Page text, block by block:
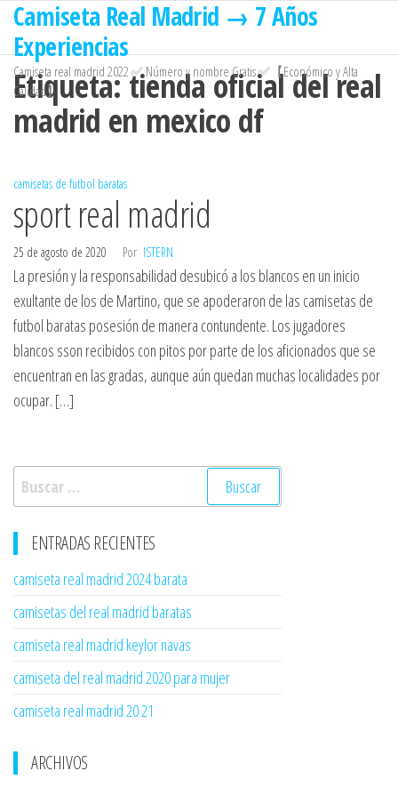
Saltar
contenido
Camiseta Real Madrid → 7 Años
Experiencias
Camiseta real madrid 2022 ✅ Número y nombre Gratis ✅【Económico y Alta
Calidad】
Etiqueta:tienda oficial del real
madrid en mexico df
camisetas de futbol baratas
sport real madrid
25 de agosto de 2020 Por ISTERN
La presión y la responsabilidad desubicó a los blancos en un inicio
exultante de los de Martino, que se apoderaron de las camisetas de
futbol baratas posesión de manera contundente. Los jugadores
blancos sson recibidos con pitos por parte de los aficionados que se
encuentran en las gradas, aunque aún quedan muchas localidades por
ocupar. […]
Buscar:
ENTRADAS RECIENTES
camiseta real madrid 2024 barata
camisetas del real madrid baratas
camiseta real madrid keylor navas
camiseta del real madrid 2020 para mujer
camiseta real madrid 20 21
ARCHIVOS